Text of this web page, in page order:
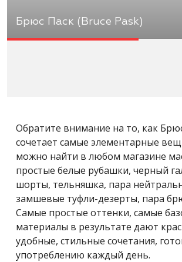
Брюс Паск (Bruce Pask)
Обратите внимание на то, как
сочетает самые элементарные
можно найти в любом магазине
простые белые рубашки, черный
шорты, тельняшка, пара
замшевые туфли-дезерты, пара
Самые простые оттенки, самые
материалы в результате дают
удобные, стильные сочетания,
употреблению каждый день.